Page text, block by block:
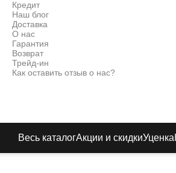
Кредит
Наш блог
Доставка
О нас
Гарантия
Возврат
Трейд-ин
Как оставить отзыв о нас?
Весь каталогАкции и скидкиУценка